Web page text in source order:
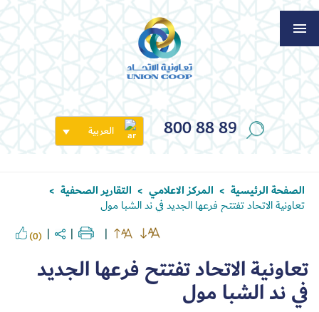
800 88 89 العربية
الصفحة الرئيسية > المركز الاعلامي > التقارير الصحفية >
تعاونية الاتحاد تفتتح فرعها الجديد في ند الشبا مول
(0)
تعاونية الاتحاد تفتتح فرعها الجديد
في ند الشبا مول